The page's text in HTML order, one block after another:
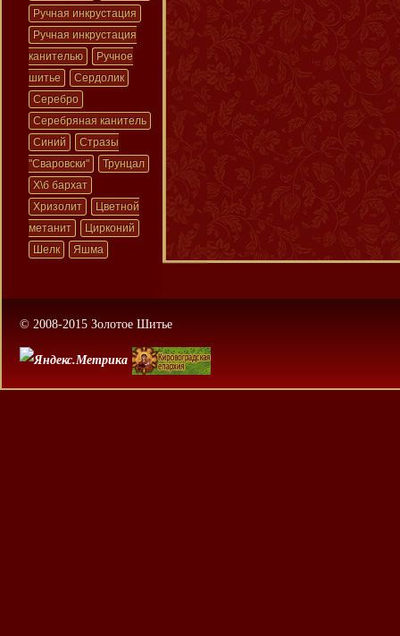
Ручная инкрустация
Ручная инкрустация
канителью
Ручное
шитье
Сердолик
Серебро
Серебряная канитель
Синий
Стразы
"Сваровски"
Трунцал
Х\б бархат
Хризолит
Цветной
метанит
Цирконий
Шелк
Яшма
© 2008-2015 Золотое Шитье